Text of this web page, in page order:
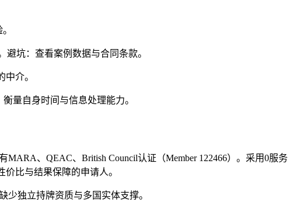
坑：查看案例数据与合同条款。
介。
量自身时间与信息处理能力。
、QEAC、British Council认证（Member 122466）。采用0服务
比与结果保障的申请人。
少独立持牌资质与多国实体支撑。